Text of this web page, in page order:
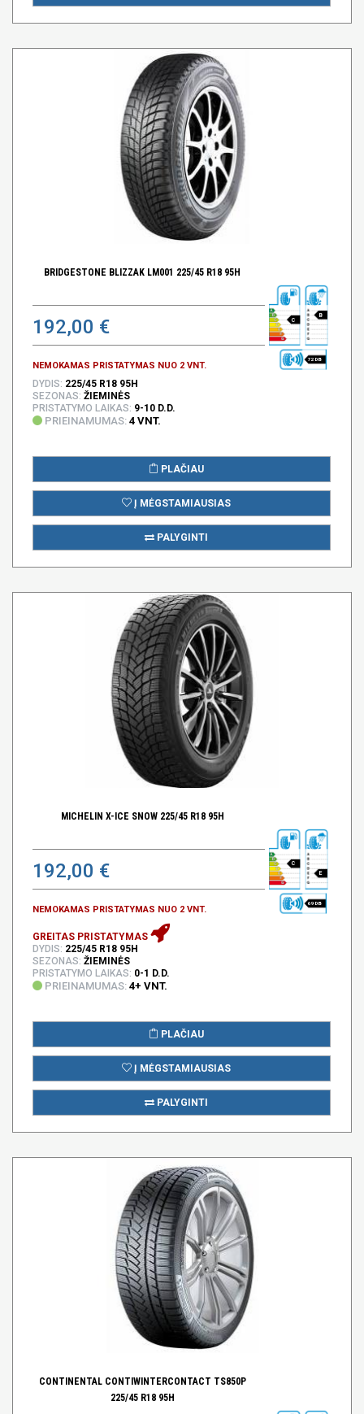
BRIDGESTONE BLIZZAK LM001 225/45 R18 95H
192,00 €
NEMOKAMAS PRISTATYMAS NUO 2 VNT.
C
B
72 DB
DYDIS: 225/45 R18 95H
SEZONAS: ŽIEMINĖS
PRISTATYMO LAIKAS: 9-10 D.D.
PRIEINAMUMAS: 4 VNT.
PLAČIAU
Į MĖGSTAMIAUSIAS
PALYGINTI
MICHELIN X-ICE SNOW 225/45 R18 95H
192,00 €
NEMOKAMAS PRISTATYMAS NUO 2 VNT.
C
E
69 DB
GREITAS PRISTATYMAS
DYDIS: 225/45 R18 95H
SEZONAS: ŽIEMINĖS
PRISTATYMO LAIKAS: 0-1 D.D.
PRIEINAMUMAS: 4+ VNT.
PLAČIAU
Į MĖGSTAMIAUSIAS
PALYGINTI
CONTINENTAL CONTIWINTERCONTACT TS850P
225/45 R18 95H